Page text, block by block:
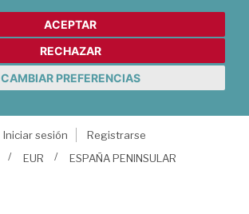
ACEPTAR
RECHAZAR
CAMBIAR PREFERENCIAS
Iniciar sesión
Registrarse
EUR ESPAÑA PENINSULAR